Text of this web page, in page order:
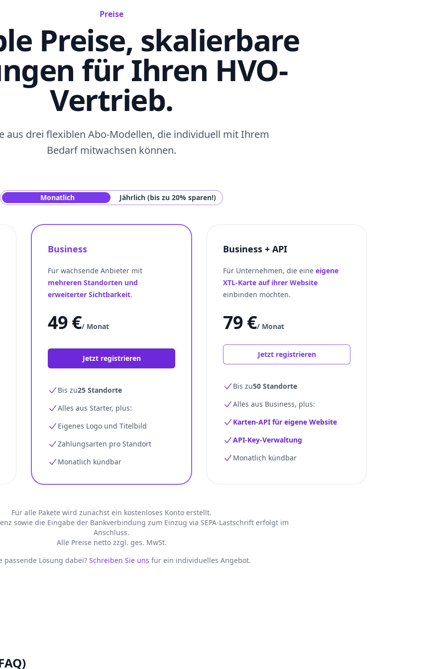
Preise
Preise, skalierbare
für Ihren HVO-
Vertrieb.
aus drei flexiblen Abo-Modellen, die individuell mit Ihrem
Bedarf mitwachsen können.
Monatlich Jährlich (bis zu 20% sparen!)
Business
Für wachsende Anbieter mit
mehreren Standorten und
erweiterter Sichtbarkeit.
49 €/ Monat
Jetzt registrieren
Bis zu25 Standorte
Alles aus Starter, plus:
Eigenes Logo und Titelbild
Zahlungsarten pro Standort
Monatlich kündbar
Business + API
Für Unternehmen, die eine eigene
XTL-Karte auf ihrer Website
einbinden möchten.
79 €/ Monat
Jetzt registrieren
Bis zu50 Standorte
Alles aus Business, plus:
Karten-API für eigene Website
API-Key-Verwaltung
Monatlich kündbar
Für alle Pakete wird zunächst ein kostenloses Konto erstellt.
sowie die Eingabe der Bankverbindung zum Einzug via SEPA-Lastschrift erfolgt im
Anschluss.
Alle Preise netto zzgl. ges. MwSt.
passende Lösung dabei? Schreiben Sie uns für ein individuelles Angebot.